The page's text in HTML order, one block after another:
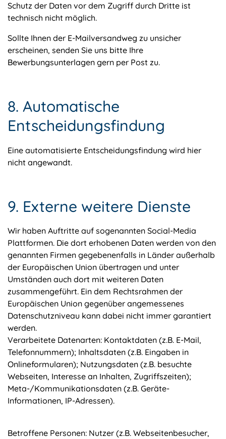
Schutz der Daten vor dem Zugriff durch Dritte ist
technisch nicht möglich.
Sollte Ihnen der E-Mailversandweg zu unsicher
erscheinen, senden Sie uns bitte Ihre
Bewerbungsunterlagen gern per Post zu.
8. Automatische
Entscheidungsfindung
Eine automatisierte Entscheidungsfindung wird hier
nicht angewandt.
9. Externe weitere Dienste
Wir haben Auftritte auf sogenannten Social-Media
Plattformen. Die dort erhobenen Daten werden von den
genannten Firmen gegebenenfalls in Länder außerhalb
der Europäischen Union übertragen und unter
Umständen auch dort mit weiteren Daten
zusammengeführt. Ein dem Rechtsrahmen der
Europäischen Union gegenüber angemessenes
Datenschutzniveau kann dabei nicht immer garantiert
werden.
Verarbeitete Datenarten: Kontaktdaten (z.B. E-Mail,
Telefonnummern); Inhaltsdaten (z.B. Eingaben in
Onlineformularen); Nutzungsdaten (z.B. besuchte
Webseiten, Interesse an Inhalten, Zugriffszeiten);
Meta-/Kommunikationsdaten (z.B. Geräte-
Informationen, IP-Adressen).
Betroffene Personen: Nutzer (z.B. Webseitenbesucher,